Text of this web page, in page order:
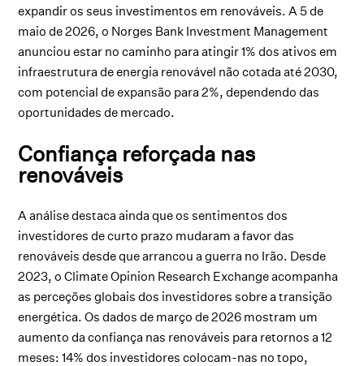
expandir os seus investimentos em renováveis. A 5 de
maio de 2026, o Norges Bank Investment Management
anunciou estar no caminho para atingir 1% dos ativos em
infraestrutura de energia renovável não cotada até 2030,
com potencial de expansão para 2%, dependendo das
oportunidades de mercado.
Confiança reforçada nas
renováveis
A análise destaca ainda que os sentimentos dos
investidores de curto prazo mudaram a favor das
renováveis desde que arrancou a guerra no Irão. Desde
2023, o Climate Opinion Research Exchange acompanha
as perceções globais dos investidores sobre a transição
energética. Os dados de março de 2026 mostram um
aumento da confiança nas renováveis para retornos a 12
meses: 14% dos investidores colocam-nas no topo,